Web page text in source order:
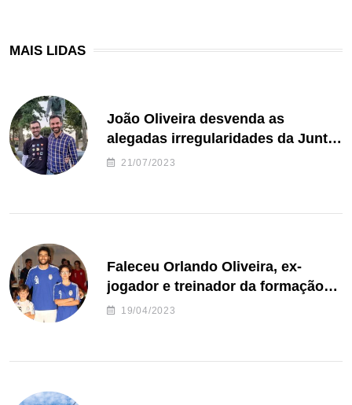
MAIS LIDAS
João Oliveira desvenda as
alegadas irregularidades da Junta
de Freguesia S. João de Ver
21/07/2023
Faleceu Orlando Oliveira, ex-
jogador e treinador da formação
de andebol do Feirense
19/04/2023